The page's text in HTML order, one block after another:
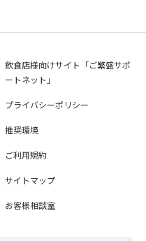
飲食店様向けサイト「ご繁盛サポ
ートネット」
プライバシーポリシー
推奨環境
ご利用規約
サイトマップ
お客様相談室